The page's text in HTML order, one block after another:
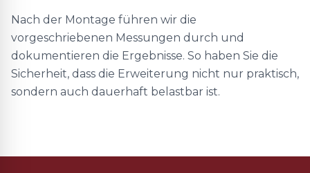
Nach der Montage führen wir die
vorgeschriebenen Messungen durch und
dokumentieren die Ergebnisse. So haben Sie die
Sicherheit, dass die Erweiterung nicht nur praktisch,
sondern auch dauerhaft belastbar ist.